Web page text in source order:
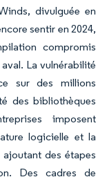
divulguée en
sentir en 2024,
compromis
La vulnérabilité
sur des millions
des bibliothèques
imposent
logicielle et la
des étapes
Des cadres de